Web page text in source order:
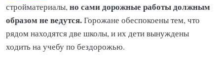
стройматериалы,но сами дорожные работы должным
образом не ведутся.Горожане обеспокоены тем, что
рядом находятся две школы, и их дети вынуждены
ходить на учебу по бездорожью.